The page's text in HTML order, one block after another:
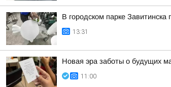
В городском парке
13:31
Новая эра заботы о будущих
11:00